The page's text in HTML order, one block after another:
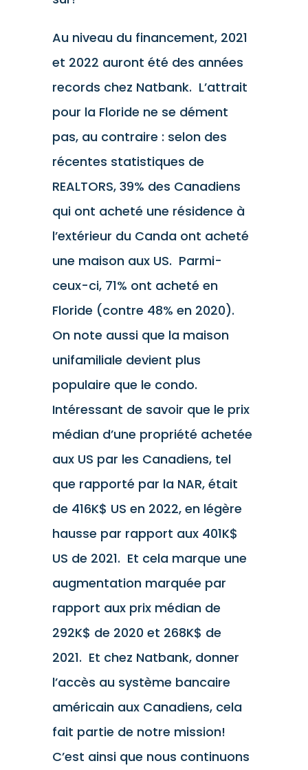
Au niveau du financement, 2021
et 2022 auront été des années
records chez Natbank. L’attrait
pour la Floride ne se dément
pas, au contraire : selon des
récentes statistiques de
REALTORS, 39% des Canadiens
qui ont acheté une résidence à
l’extérieur du Canda ont acheté
une maison aux US. Parmi-
ceux-ci, 71% ont acheté en
Floride (contre 48% en 2020).
On note aussi que la maison
unifamiliale devient plus
populaire que le condo.
Intéressant de savoir que le prix
médian d’une propriété achetée
aux US par les Canadiens, tel
que rapporté par la NAR, était
de 416K$ US en 2022, en légère
hausse par rapport aux 401K$
US de 2021. Et cela marque une
augmentation marquée par
rapport aux prix médian de
292K$ de 2020 et 268K$ de
2021. Et chez Natbank, donner
l’accès au système bancaire
américain aux Canadiens, cela
fait partie de notre mission!
C’est ainsi que nous continuons